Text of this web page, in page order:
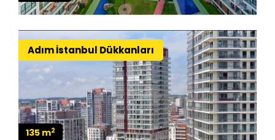
Adım İstanbul Dükkanları
135 m2